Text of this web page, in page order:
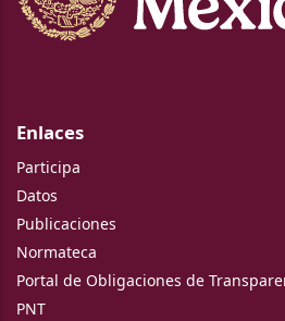
Enlaces
Participa
Datos
Publicaciones
Normateca
Portal de Obligaciones de
PNT